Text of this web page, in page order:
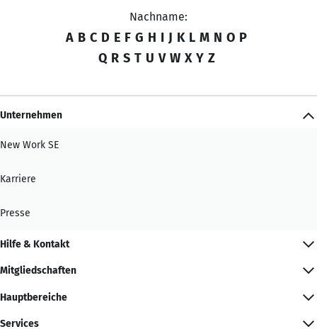
Nachname:
A B C D E F G H I J K L M N O P
Q R S T U V W X Y Z
Unternehmen
New Work SE
Karriere
Presse
Hilfe & Kontakt
Mitgliedschaften
Hauptbereiche
Services